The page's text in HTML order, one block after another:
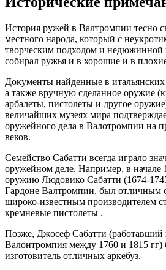
История ружей в Валтромпии тесно
местного народа, который с
творческим подходом и недюжинной
собирал ружья и в хорошие и в
Документы найденные в
а также вручную сделанное оружие
арбалеты, пистолеты и другое
величайших музеях мира
оружейного дела в Валотромпии на
веков.
Семейство Сабатти всегда играло
оружейном деле. Например, в начале
оружию Людовико Сабатти (1674-
Гардоне Валтромпии, был отличным
широко-известным производителем
кремневые пистолеты .
Позже, Джосеф Сабатти (работавший
Валонтромпия между 1760 и 1815 гг)
изготовитель отличных аркебуз.